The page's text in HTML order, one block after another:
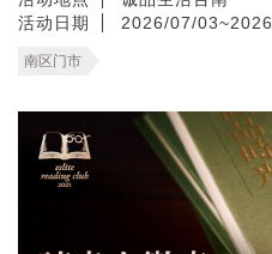
活动日期
2026/07/
南区门市